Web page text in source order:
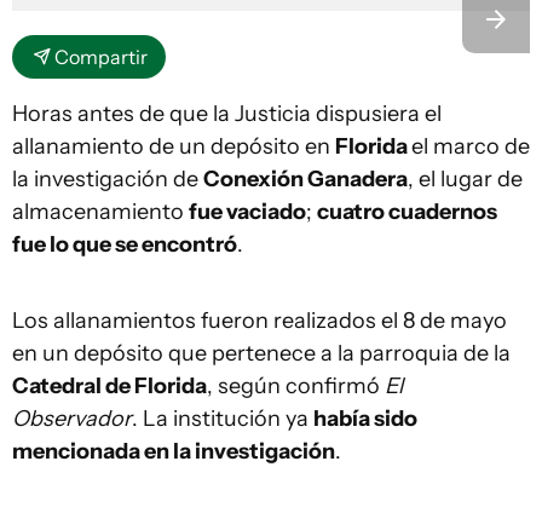
Compartir
Horas antes de que la Justicia dispusiera el
allanamiento de un depósito en Floridael marco de
la investigación deConexión Ganadera, el lugar de
almacenamiento fue vaciado; cuatro cuadernos
fue lo que se encontró.
Los allanamientos fueron realizados el 8 de mayo
en un depósito que pertenece a la parroquia de la
Catedral de Florida, según confirmó El
Observador. La institución ya había sido
mencionada en la investigación.